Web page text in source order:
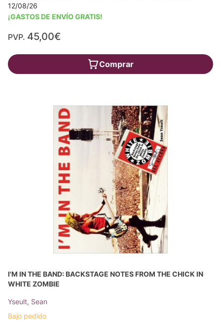
12/08/26
¡GASTOS DE ENVÍO GRATIS!
PVP. 45,00€
Comprar
I'M IN THE BAND: BACKSTAGE NOTES FROM THE CHICK IN
WHITE ZOMBIE
Yseult, Sean
Bajo pedido